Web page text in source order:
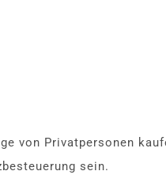
von Privatpersonen
sein.